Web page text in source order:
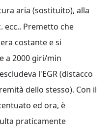
aria (sostituito), alla
ecc.. Premetto che
costante e si
a 2000 giri/min
l'EGR (distacco
dello stesso). Con il
ed ora, è
praticamente